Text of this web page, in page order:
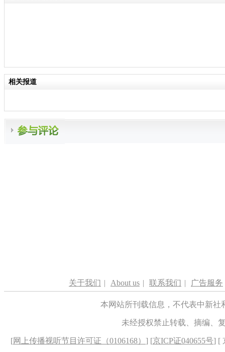
相关报道
关于我们 | About us | 联系我们 | 广告服务
本网站所刊载信息，不代表中新
未经授权禁止转载、摘编、
[网上传播视听节目许可证（0106168） ] [京ICP证040655号] [